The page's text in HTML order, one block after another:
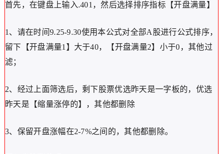
首先，在键盘上输入.401，然后选择排序指标【开盘满量】
1、请在时间9.25-9.30使用本公式对全部A股进行公式排序，
留下【开盘满量1】大于40，【开盘满量2】小于0，其他过
滤；
2、经过上面筛选后，剩下股票优选昨天是一字板的，优选
昨天是【缩量涨停的】，其他都删除
3、保留开盘涨幅在2-7%之间的，其他都删除。